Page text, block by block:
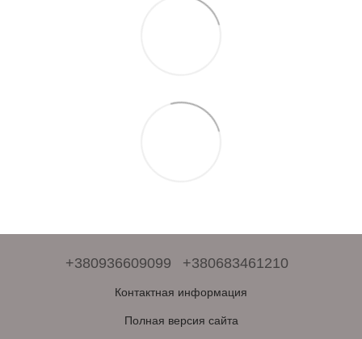
+380936609099 +380683461210
Контактная информация
Полная версия сайта